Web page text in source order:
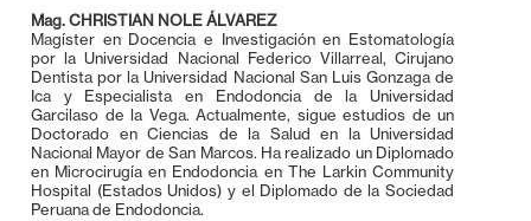
Mag. CHRISTIAN NOLE ÁLVAREZ
Magíster en Docencia e Investigación en Estomatología
por la Universidad Nacional Federico Villarreal, Cirujano
Dentista por la Universidad Nacional San Luis Gonzaga de
Ica y Especialista en Endodoncia de la Universidad
Garcilaso de la Vega. Actualmente, sigue estudios de un
Doctorado en Ciencias de la Salud en la Universidad
Nacional Mayor de San Marcos. Ha realizado un Diplomado
en Microcirugía en Endodoncia en The Larkin Community
Hospital (Estados Unidos) y el Diplomado de la Sociedad
Peruana de Endodoncia.